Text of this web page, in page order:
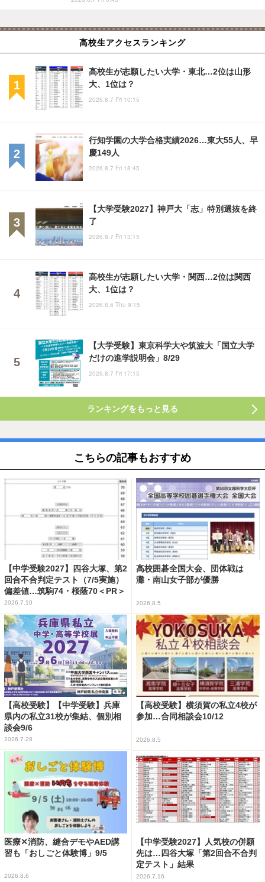
高校生アクセスランキング
高校生が志願したい大学・東北…2位は山形
大、1位は？
2026.8.7 Fri 10:15
行知学園の大学合格実績2026…東大55人、早
慶149人
2026.8.7 Fri 18:45
【大学受験2027】神戸大「志」特別選抜を終
了
2026.8.7 Fri 13:15
高校生が志願したい大学・関西…2位は関西
大、1位は？
2026.8.6 Thu 9:15
【大学受験】東京科学大や筑波大「国立大学
だけの進学説明会」8/29
2026.8.7 Fri 17:15
ランキングをもっと見る
こちらの記事もおすすめ
【中学受験2027】四谷大塚、第2
回合不合判定テスト（7/5実施）
偏差値…筑駒74・桜蔭70＜PR＞
2026.7.10
高校囲碁全国大会、団体戦は
灘・南山女子部が優勝
2026.8.5
【高校受験】【中学受験】兵庫
県内の私立31校が集結、個別相
談会9/6
2026.7.28
【高校受験】横須賀の私立4校が
参加…合同相談会10/12
2026.8.5
医療✕消防、縫合デモやAED講
習も「おしごと体験博」9/5
2026.8.6
【中学受験2027】人気校の併願
先は…四谷大塚「第2回合不合判
定テスト」結果
2026.7.16